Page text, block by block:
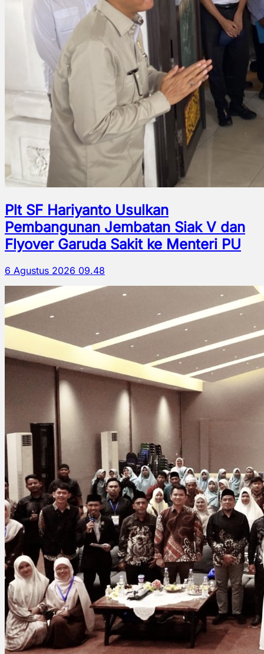
Plt SF Hariyanto Usulkan
Pembangunan Jembatan Siak V dan
Flyover Garuda Sakit ke Menteri PU
6 Agustus 2026 09.48